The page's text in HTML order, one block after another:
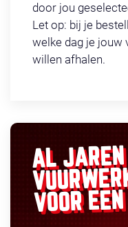
door jou
Let op: bij je
welke dag je jouw
willen afhalen.
AL
VOOR